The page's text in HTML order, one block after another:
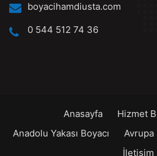
boyacihamdiusta.com
0 544 512 74 36
Anasayfa
Hizmet
Anadolu Yakası Boyacı
Avrupa
İletişim